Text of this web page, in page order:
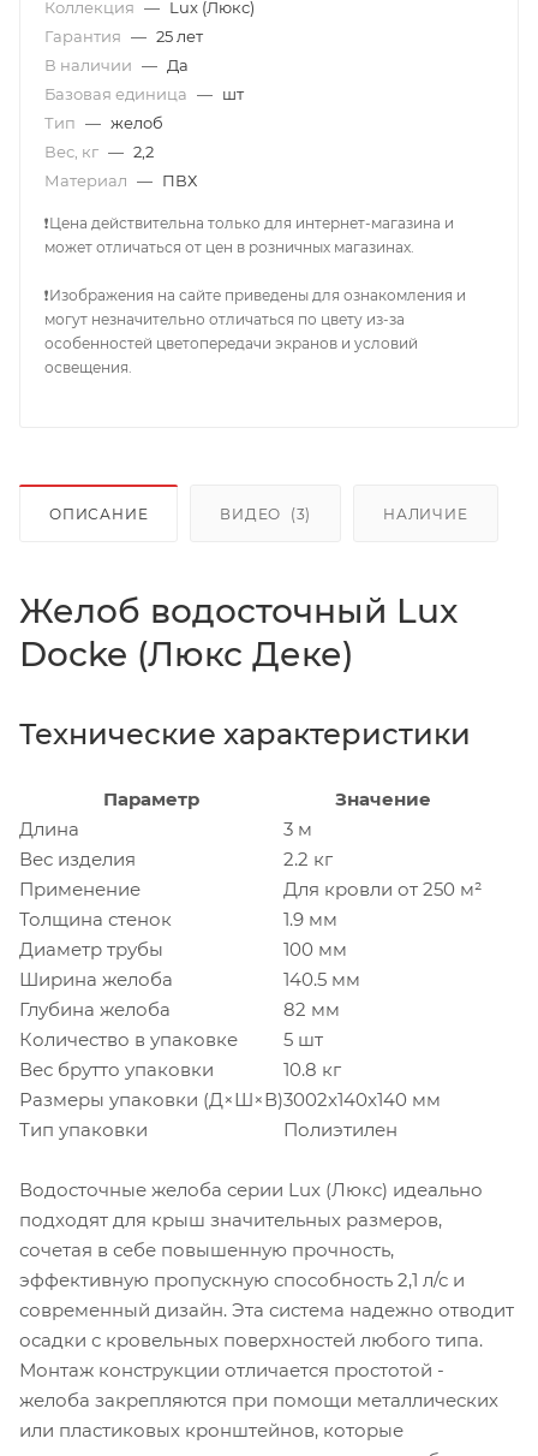
Коллекция — Lux (Люкс)
Гарантия — 25 лет
В наличии — Да
Базовая единица — шт
Тип — желоб
Вес, кг — 2,2
Материал — ПВХ
❗Цена действительна только для интернет-магазина и
может отличаться от цен в розничных магазинах.
❗Изображения на сайте приведены для ознакомления и
могут незначительно отличаться по цвету из-за
особенностей цветопередачи экранов и условий
освещения.
ОПИСАНИЕ ВИДЕО (3) НАЛИЧИЕ
Желоб водосточный Lux
Docke (Люкс Деке)
Технические характеристики
Параметр
Значение
Длина
3 м
Вес изделия
2.2 кг
Применение
Для кровли от 250 м²
Толщина стенок
1.9 мм
Диаметр трубы
100 мм
Ширина желоба
140.5 мм
Глубина желоба
82 мм
Количество в упаковке
5 шт
Вес брутто упаковки
10.8 кг
Размеры упаковки (Д×Ш×В)3002x140x140 мм
Тип упаковки
Полиэтилен
Водосточные желоба серии Lux (Люкс) идеально
подходят для крыш значительных размеров,
сочетая в себе повышенную прочность,
эффективную пропускную способность 2,1 л/с и
современный дизайн. Эта система надежно отводит
осадки с кровельных поверхностей любого типа.
Монтаж конструкции отличается простотой -
желоба закрепляются при помощи металлических
или пластиковых кронштейнов, которые